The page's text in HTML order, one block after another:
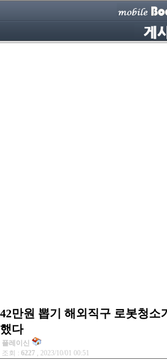
42만원 뽑기 해외직구 로봇청소
했다
플레이신
조회 : 6227 , 2023/10/01 00:51